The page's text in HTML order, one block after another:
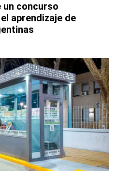
un concurso
aprendizaje de